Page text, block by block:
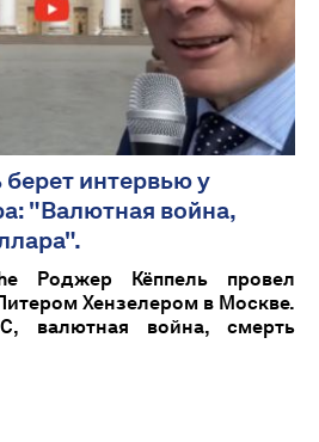
интервью у
"Валютная война,
Роджер Кёппель провел
Хензелером в Москве.
валютная война, смерть